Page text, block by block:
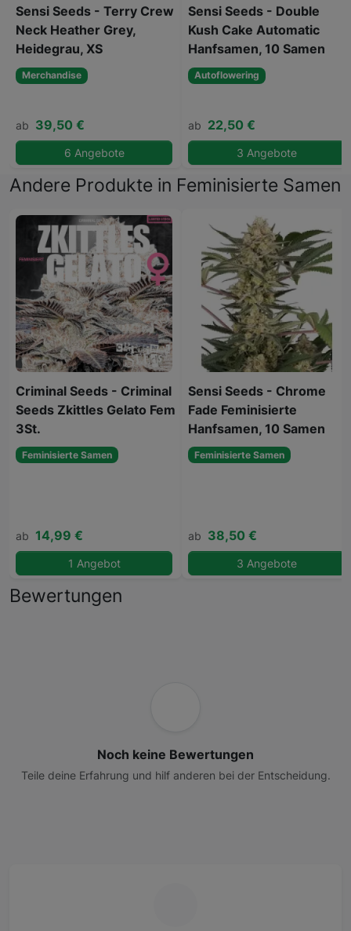
Sensi Seeds - Terry Crew
Neck Heather Grey,
Heidegrau, XS
Merchandise
ab 39,50 €
6 Angebote
Sensi Seeds - Double
Kush Cake Automatic
Hanfsamen, 10 Samen
Autoflowering
ab 22,50 €
3 Angebote
Andere Produkte in Feminisierte Samen
Criminal Seeds - Criminal
Seeds Zkittles Gelato Fem
3St.
Feminisierte Samen
ab 14,99 €
1 Angebot
Sensi Seeds - Chrome
Fade Feminisierte
Hanfsamen, 10 Samen
Feminisierte Samen
ab 38,50 €
3 Angebote
Bewertungen
Noch keine Bewertungen
Teile deine Erfahrung und hilf anderen bei der Entscheidung.